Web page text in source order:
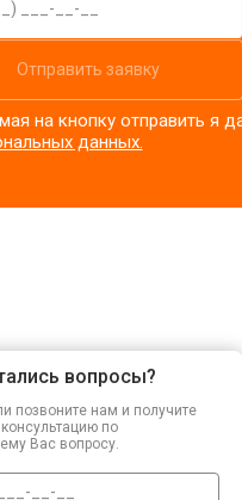
Отправить заявку
на кнопку отправить я
данных.
вопросы?
позвоните нам и получите
по
Вас вопросу.